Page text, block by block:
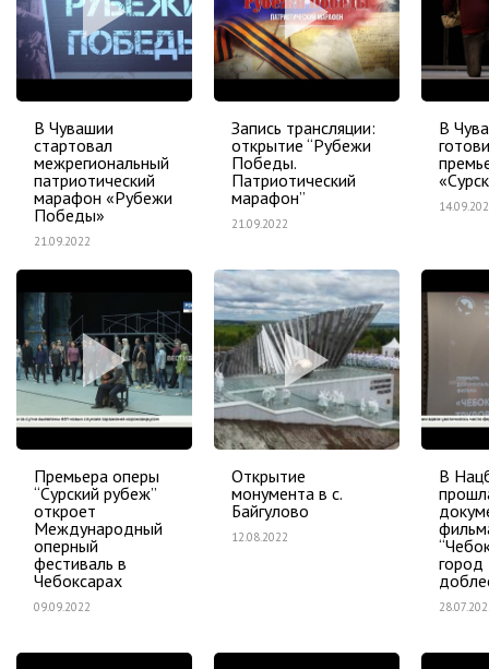
В Чувашии
стартовал
межрегиональный
патриотический
марафон «Рубежи
Победы»
21.09.2022
Запись трансляции:
открытие “Рубежи
Победы.
Патриотический
марафон”
21.09.2022
В
Премьера оперы
“Сурский рубеж”
откроет
Международный
оперный
фестиваль в
Чебоксарах
09.09.2022
Открытие
монумента в с.
Байгулово
12.08.2022
В
город